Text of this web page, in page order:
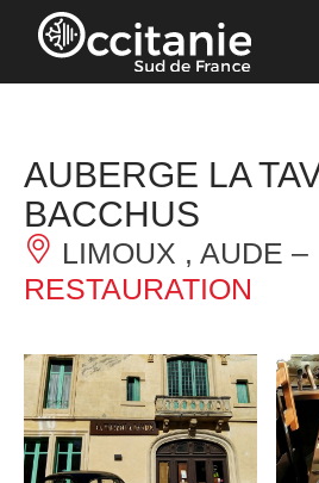
Panneau de gestion des cookies
AUBERGE LA
BACCHUS
LIMOUX , AUDE –
RESTAURATION